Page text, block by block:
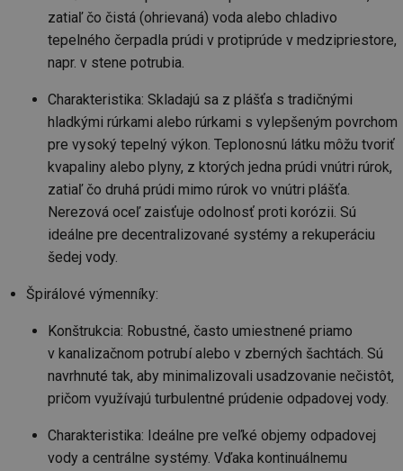
zatiaľ čo čistá (ohrievaná) voda alebo chladivo
tepelného čerpadla prúdi v protiprúde v medzipriestore,
napr. v stene potrubia.
Charakteristika: Skladajú sa z plášťa s tradičnými
hladkými rúrkami alebo rúrkami s vylepšeným povrchom
pre vysoký tepelný výkon. Teplonosnú látku môžu tvoriť
kvapaliny alebo plyny, z ktorých jedna prúdi vnútri rúrok,
zatiaľ čo druhá prúdi mimo rúrok vo vnútri plášťa.
Nerezová oceľ zaisťuje odolnosť proti korózii. Sú
ideálne pre decentralizované systémy a rekuperáciu
šedej vody.
Špirálové výmenníky:
Konštrukcia: Robustné, často umiestnené priamo
v kanalizačnom potrubí alebo v zberných šachtách. Sú
navrhnuté tak, aby minimalizovali usadzovanie nečistôt,
pričom využívajú turbulentné prúdenie odpadovej vody.
Charakteristika: Ideálne pre veľké objemy odpadovej
vody a centrálne systémy. Vďaka kontinuálnemu